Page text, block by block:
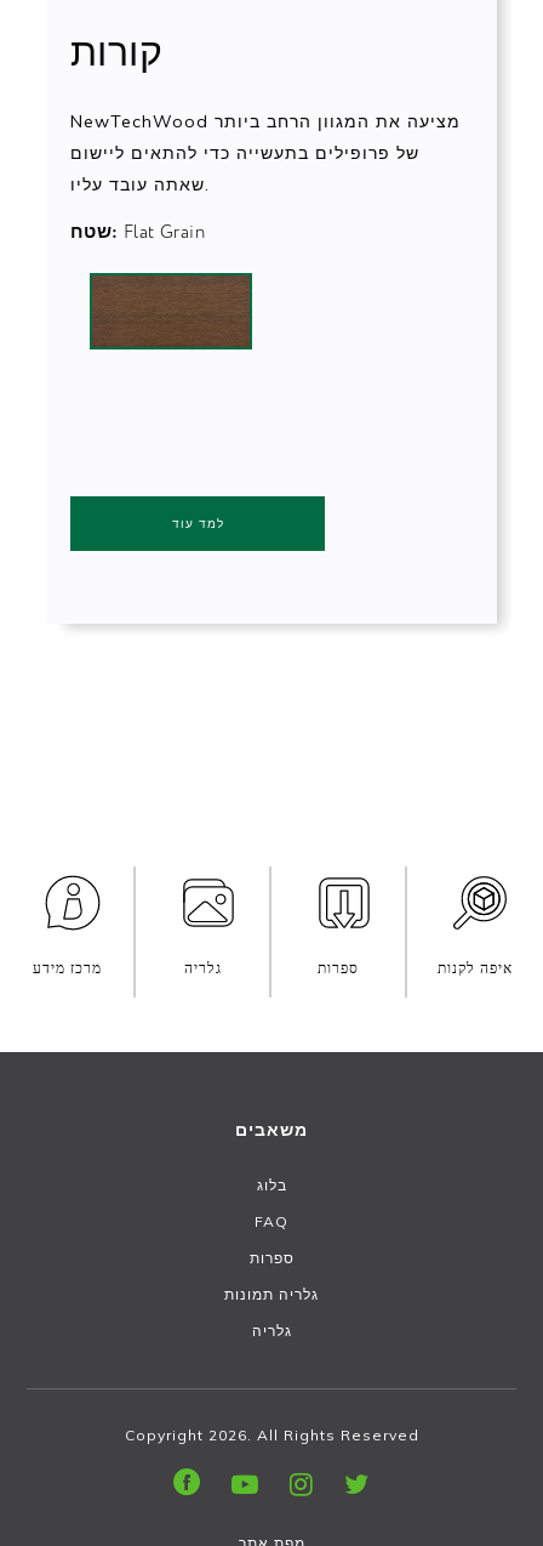
קורות
NewTechWood מציעה את המגוון הרחב ביותר
של פרופילים בתעשייה כדי להתאים ליישום
שאתה עובד עליו.
שטח: Flat Grain
למד עוד
מרכז מידע גלריה ספרות איפה לקנות
משאבים
בלוג
FAQ
ספרות
גלריה תמונות
גלריה
Copyright 2026. All Rights Reserved